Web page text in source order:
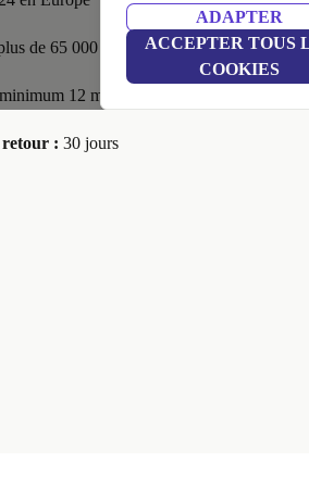
ADAPTER
ACCEPTER TOUS
COOKIES
de 65 000 disponibles
minimum 12 mois
retour : 30 jours